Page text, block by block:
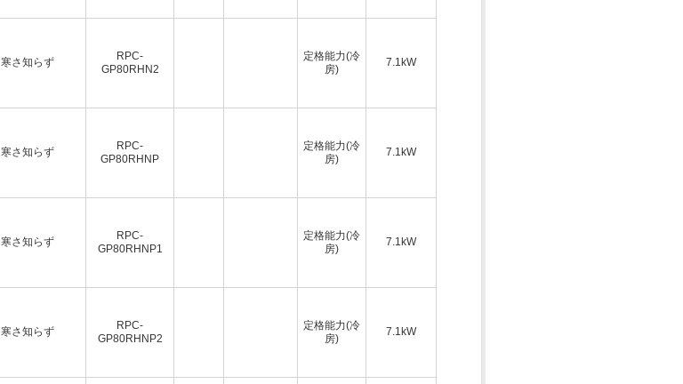
寒さ知らず
RPC-
GP80RHN2
定格能力(冷
房)
7.1kW
寒さ知らず
RPC-
GP80RHNP
定格能力(冷
房)
7.1kW
寒さ知らず
RPC-
GP80RHNP1
定格能力(冷
房)
7.1kW
寒さ知らず
RPC-
GP80RHNP2
定格能力(冷
房)
7.1kW